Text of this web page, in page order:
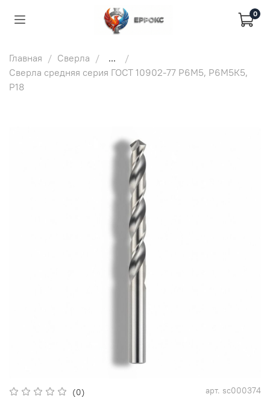
0
Главная Сверла
...
Сверла средняя серия ГОСТ 10902-77 Р6М5, Р6М5К5,
Р18
(0) арт. sc000374